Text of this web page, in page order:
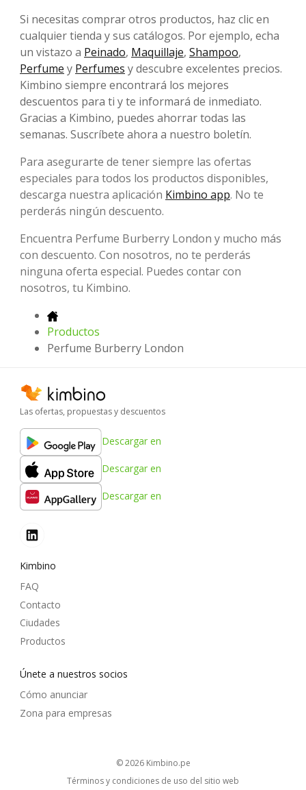
Si necesitas comprar otros productos, haz clic en
cualquier tienda y sus catálogos. Por ejemplo, echa
un vistazo a Peinado, Maquillaje, Shampoo,
Perfume y Perfumes y descubre excelentes precios.
Kimbino siempre encontrará los mejores
descuentos para ti y te informará de inmediato.
Gracias a Kimbino, puedes ahorrar todas las
semanas. Suscríbete ahora a nuestro boletín.
Para asegurarte de tener siempre las ofertas
especiales para todos los productos disponibles,
descarga nuestra aplicación Kimbino app. No te
perderás ningún descuento.
Encuentra Perfume Burberry London y mucho más
con descuento. Con nosotros, no te perderás
ninguna oferta especial. Puedes contar con
nosotros, tu Kimbino.
Productos
Perfume Burberry London
Las ofertas, propuestas y descuentos
Descargar en
Descargar en
Descargar en
Kimbino
FAQ
Contacto
Ciudades
Productos
Únete a nuestros socios
Cómo anunciar
Zona para empresas
© 2026 kimbino.pe
Términos y condiciones de uso del sitio web